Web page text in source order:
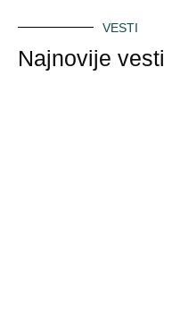
VESTI
Najnovije vesti